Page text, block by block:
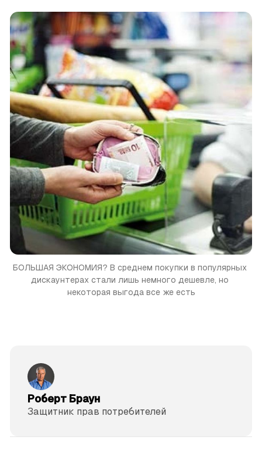
БОЛЬШАЯ ЭКОНОМИЯ? В среднем покупки в популярных
дискаунтерах стали лишь немного дешевле, но
некоторая выгода все же есть
Роберт Браун
Защитник прав потре­бителей